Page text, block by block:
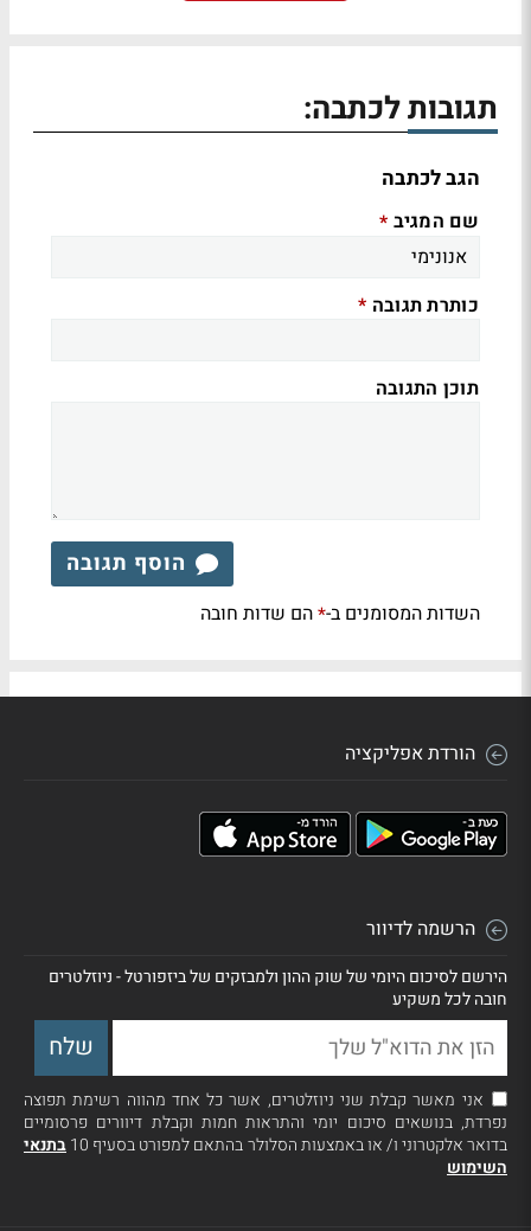
תגובות לכתבה:
הגב לכתבה
שם המגיב *
כותרת תגובה *
תוכן התגובה
הוסף תגובה
השדות המסומנים ב-*הם שדות חובה
הורדת אפליקציה
הרשמה לדיוור
הירשם לסיכום היומי של שוק ההון ולמבזקים של ביזפורטל - ניוזלטרים
חובה לכל משקיע
אני מאשר קבלת שני ניוזלטרים, אשר כל אחד מהווה רשימת תפוצה
נפרדת, בנושאים סיכום יומי והתראות חמות וקבלת דיוורים פרסומיים
בדואר אלקטרוני ו/ או באמצעות הסלולר בהתאם למפורט בסעיף 10
בתנאי
השימוש